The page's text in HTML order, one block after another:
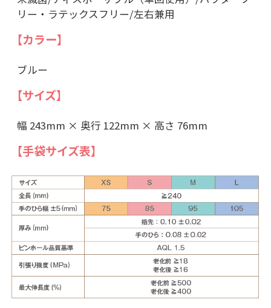
リー・ラテックスフリー/左右兼用
【カラー】
ブルー
【サイズ】
幅 243mm × 奥行 122mm × 高さ 76mm
【手袋サイズ表】